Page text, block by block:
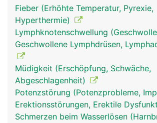
Fieber (Erhöhte Temperatur, Pyrexie,
Hyperthermie)
Lymphknotenschwellung
Geschwollene Lymphdrüsen,
Müdigkeit (Erschöpfung, Schwäche,
Abgeschlagenheit)
Potenzstörung (Potenzprobleme,
Erektionsstörungen, Erektile
Schmerzen beim Wasserlösen